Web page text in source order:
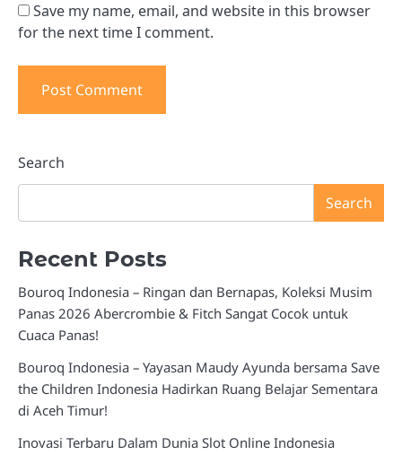
Save my name, email, and website in this browser
for the next time I comment.
Search
Search
Recent Posts
Bouroq Indonesia – Ringan dan Bernapas, Koleksi Musim
Panas 2026 Abercrombie & Fitch Sangat Cocok untuk
Cuaca Panas!
Bouroq Indonesia – Yayasan Maudy Ayunda bersama Save
the Children Indonesia Hadirkan Ruang Belajar Sementara
di Aceh Timur!
Inovasi Terbaru Dalam Dunia Slot Online Indonesia